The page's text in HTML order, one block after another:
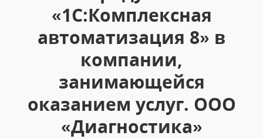
«1С:Комплексная
автоматизация 8» в
компании,
занимающейся
оказанием услуг. ООО
«Диагностика»